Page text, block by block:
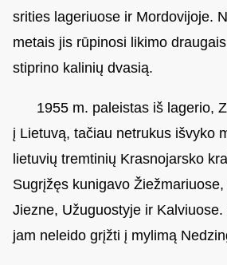
srities lageriuose ir Mordovijoje.
metais jis rūpinosi likimo
stiprino kalinių dvasią.
1955 m. paleistas iš lagerio,
į Lietuvą, tačiau netrukus išvyko
lietuvių tremtinių Krasnojarsko
Sugrįžęs kunigavo
Jiezne, Užuguostyje ir
jam neleido grįžti į mylimą